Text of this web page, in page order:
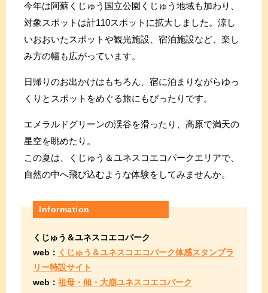
今年は阿蘇くじゅう国立公園くじゅう地域も加わり、
対象スポットは計110スポットに拡大しました。涼し
いおおいたスポットや観光施設、宿泊施設など、楽し
み方の幅も広がっています。
日帰りのお出かけはもちろん、宿に泊まりながらゆっ
くりとスポットをめぐる旅にもぴったりです。
エメラルドグリーンの渓谷を滑ったり、高原で満天の
星空を眺めたり。
この夏は、くじゅう＆ユネスコエコパークエリアで、
自然の中へ飛び込むような体験をしてみませんか。
Information
くじゅう＆ユネスコエコパーク
web： くじゅう＆ユネスコエコパーク体感スタンプラ
リー特設サイト
web： 祖母・傾・大崩ユネスコエコパーク